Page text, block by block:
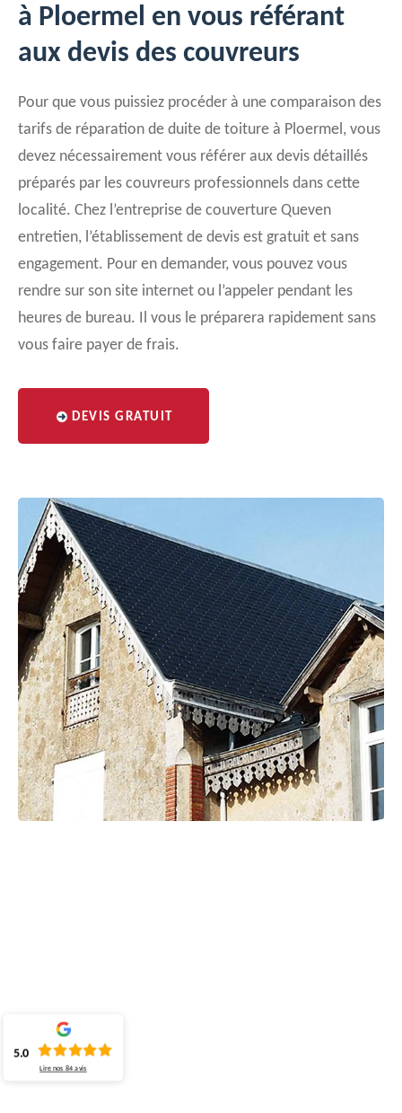
à Ploermel en vous référant
aux devis des couvreurs
Pour que vous puissiez procéder à une comparaison des
tarifs de réparation de duite de toiture à Ploermel, vous
devez nécessairement vous référer aux devis détaillés
préparés par les couvreurs professionnels dans cette
localité. Chez l’entreprise de couverture Queven
entretien, l’établissement de devis est gratuit et sans
engagement. Pour en demander, vous pouvez vous
rendre sur son site internet ou l’appeler pendant les
heures de bureau. Il vous le préparera rapidement sans
vous faire payer de frais.
DEVIS GRATUIT
5.0
Lire nos84 avis